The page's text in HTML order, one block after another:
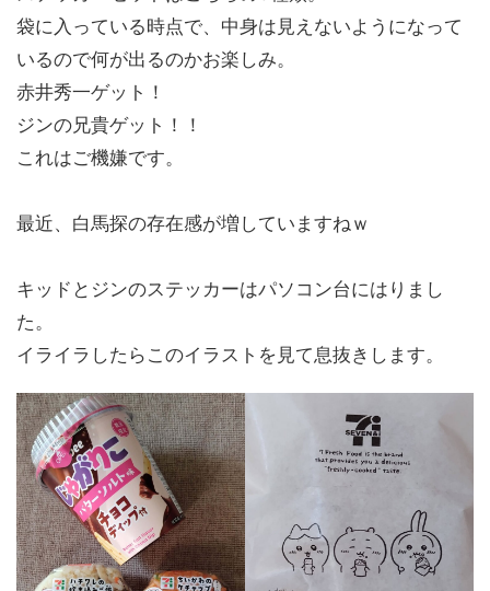
袋に入っている時点で、中身は見えないようになって
いるので何が出るのかお楽しみ。
赤井秀一ゲット！
ジンの兄貴ゲット！！
これはご機嫌です。
最近、白馬探の存在感が増していますねｗ
キッドとジンのステッカーはパソコン台にはりまし
た。
イライラしたらこのイラストを見て息抜きします。